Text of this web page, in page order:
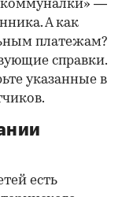
—
А как
платежам?
справки.
указанные в
есть